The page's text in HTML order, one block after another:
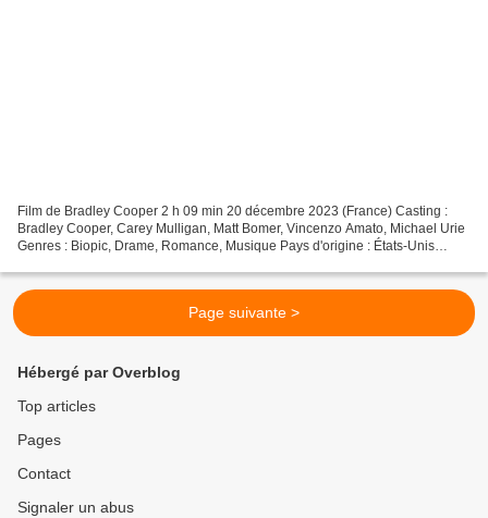
Film de Bradley Cooper 2 h 09 min 20 décembre 2023 (France) Casting :
Bradley Cooper, Carey Mulligan, Matt Bomer, Vincenzo Amato, Michael Urie
Genres : Biopic, Drame, Romance, Musique Pays d'origine : États-Unis
Page suivante >
Hébergé par Overblog
Top articles
Pages
Contact
Signaler un abus